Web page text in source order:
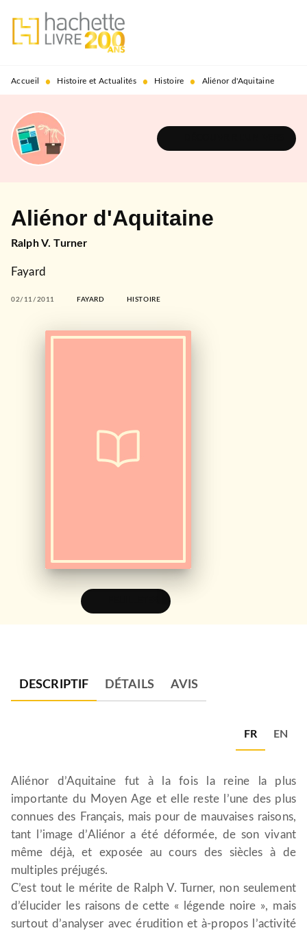
MENU RECHERCHE
PIED DE PAGE
Accueil • Histoire et Actualités • Histoire • Aliénor d'Aquitaine
Aliénor d'Aquitaine
Ralph V. Turner
Fayard
02/11/2011 FAYARD HISTOIRE
DESCRIPTIF DÉTAILS AVIS
FR EN
Aliénor d’Aquitaine fut à la fois la reine la plus
importante du Moyen Age et elle reste l’une des plus
connues des Français, mais pour de mauvaises raisons,
tant l’image d’Aliénor a été déformée, de son vivant
même déjà, et exposée au cours des siècles à de
multiples préjugés.
C’est tout le mérite de Ralph V. Turner, non seulement
d’élucider les raisons de cette « légende noire », mais
surtout d’analyser avec érudition et à-propos l’activité